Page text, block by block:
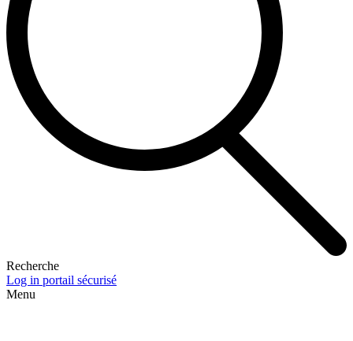
Recherche
Log in portail sécurisé
Menu